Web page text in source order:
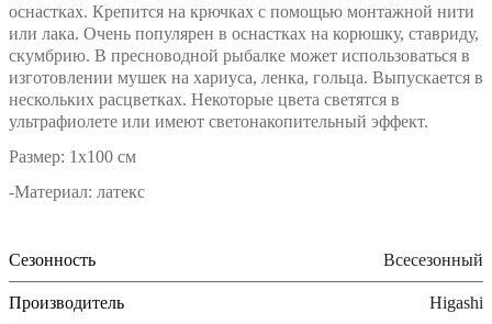
оснастках. Крепится на крючках с помощью монтажной нити
или лака. Очень популярен в оснастках на корюшку, ставриду,
скумбрию. В пресноводной рыбалке может использоваться в
изготовлении мушек на хариуса, ленка, гольца. Выпускается в
нескольких расцветках. Некоторые цвета светятся в
ультрафиолете или имеют светонакопительный эффект.
Размер: 1х100 см
-Материал: латекс
Сезонность Всесезонный
Производитель Higashi